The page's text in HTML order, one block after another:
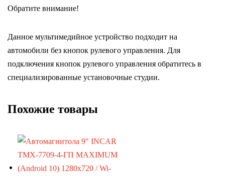
Обратите внимание!
Данное мультимедийное устройство подходит на
автомобили без кнопок рулевого управления. Для
подключения кнопок рулевого управления обратитесь в
специализированные установочные студии.
Похожие товары